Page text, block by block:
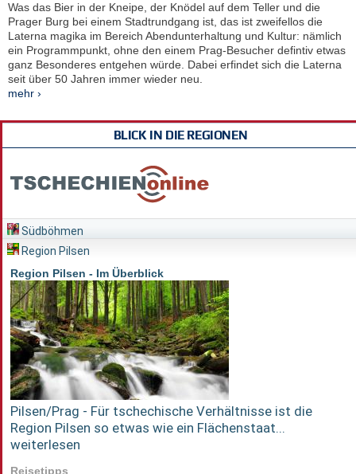
Was das Bier in der Kneipe, der Knödel auf dem Teller und die
Prager Burg bei einem Stadtrundgang ist, das ist zweifellos die
Laterna magika im Bereich Abendunterhaltung und Kultur: nämlich
ein Programmpunkt, ohne den einem Prag-Besucher defintiv etwas
ganz Besonderes entgehen würde. Dabei erfindet sich die Laterna
seit über 50 Jahren immer wieder neu.
mehr ›
BLICK IN DIE REGIONEN
Südböhmen
Region Pilsen
Region Pilsen - Im Überblick
Pilsen/Prag - Für tschechische Verhältnisse ist die
Region Pilsen so etwas wie ein Flächenstaat...
weiterlesen
Reisetipps